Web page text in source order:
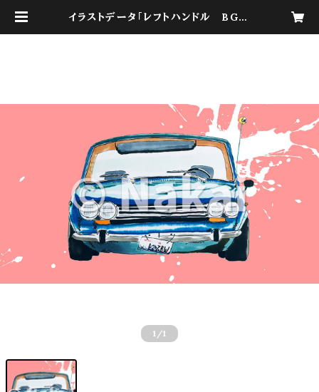
イラストデータ「レフトハンドル BG P
1 /1